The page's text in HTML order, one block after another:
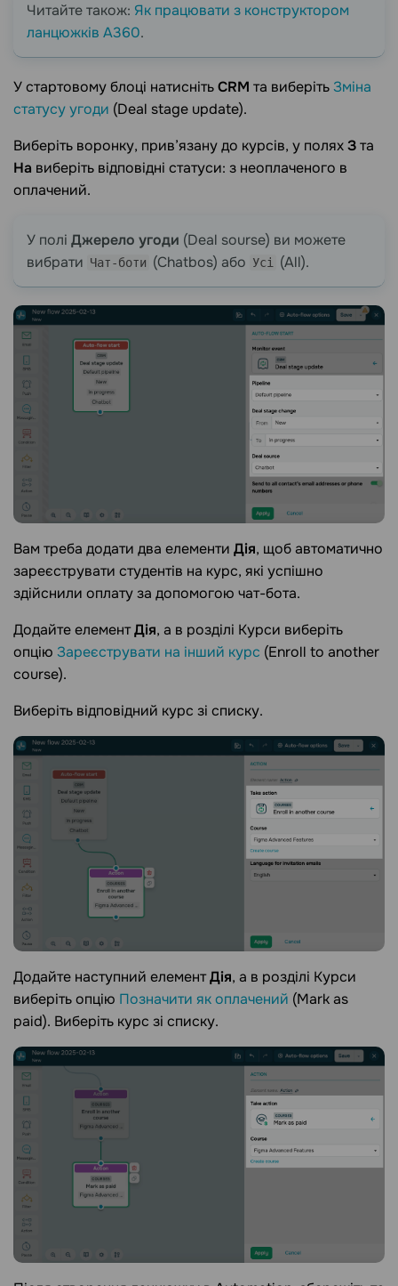
Читайте також: Як працювати з конструктором
ланцюжків A360.
У стартовому блоці натиснітьCRM та виберітьЗміна
статусу угоди (Deal stage update).
Виберіть воронку, прив’язану до курсів, у поляхЗта
На виберіть відповідні статуси: з неоплаченого в
оплачений.
У полі Джерело угоди (Deal sourse) ви можете
вибрати Чат-боти (Chatbos) або Усі (All).
Вам треба додати два елементи Дія, щоб автоматично
зареєструвати студентів на курс, які успішно
здійснили оплату за допомогою чат-бота.
Додайте елементДія, а в розділі Курси виберіть
опцію Зареєструвати на інший курс (Enroll to another
course).
Виберіть відповідний курс зі списку.
Додайте наступний елементДія, а в розділі Курси
виберіть опцію Позначити як оплачений (Mark as
paid). Виберіть курс зі списку.